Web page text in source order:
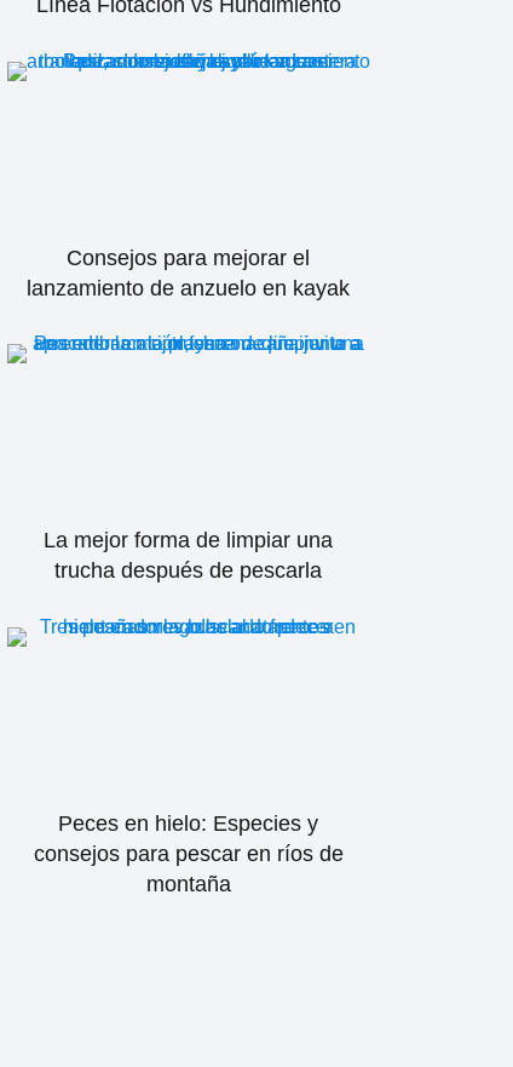
Línea Flotación vs Hundimiento
Consejos para mejorar el
lanzamiento de anzuelo en kayak
La mejor forma de limpiar una
trucha después de pescarla
Peces en hielo: Especies y
consejos para pescar en ríos de
montaña